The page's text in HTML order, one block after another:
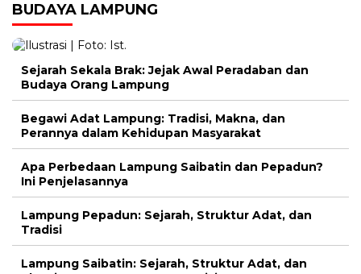
BUDAYA LAMPUNG
Sejarah Sekala Brak: Jejak Awal Peradaban dan
Budaya Orang Lampung
Begawi Adat Lampung: Tradisi, Makna, dan
Perannya dalam Kehidupan Masyarakat
Apa Perbedaan Lampung Saibatin dan Pepadun?
Ini Penjelasannya
Lampung Pepadun: Sejarah, Struktur Adat, dan
Tradisi
Lampung Saibatin: Sejarah, Struktur Adat, dan